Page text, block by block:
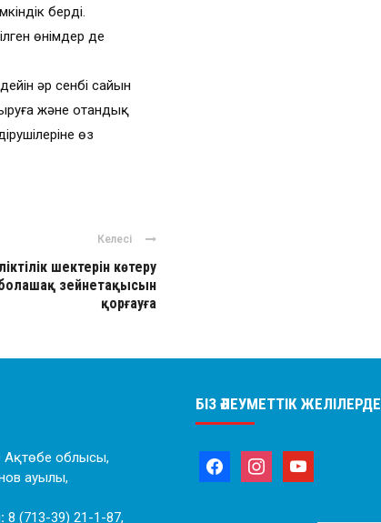
берді.
өнімдер де
әр сенбі сайын
және отандық
өз
Келесі
шектерін көтеру
зейнетақысын
қорғауға
Ақтөбе облысы,
ауылы,
8 (713-39) 21-1-87,
БІЗ ӘЛЕУМЕТТІК ЖЕЛІЛЕРДЕ